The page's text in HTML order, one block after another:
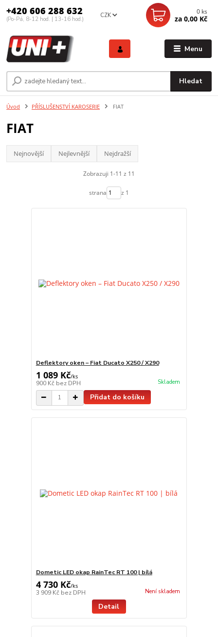
Menu
CZK
Hledat
+420 606 288 632
(Po-Pá, 8-12 hod. | 13-16 hod.)
0 ks
za 0,00 Kč
Úvod PŘÍSLUŠENSTVÍ KAROSERIE FIAT
FIAT
Nejnovější Nejlevnější Nejdražší
Zobrazuji 1-11 z 11
strana z 1
Deflektory oken – Fiat Ducato X250 / X290
1 089 Kč/ks
900 Kč bez DPH Skladem
Přidat do košíku
Dometic LED okap RainTec RT 100 | bílá
4 730 Kč/ks
3 909 Kč bez DPH Není skladem
Detail